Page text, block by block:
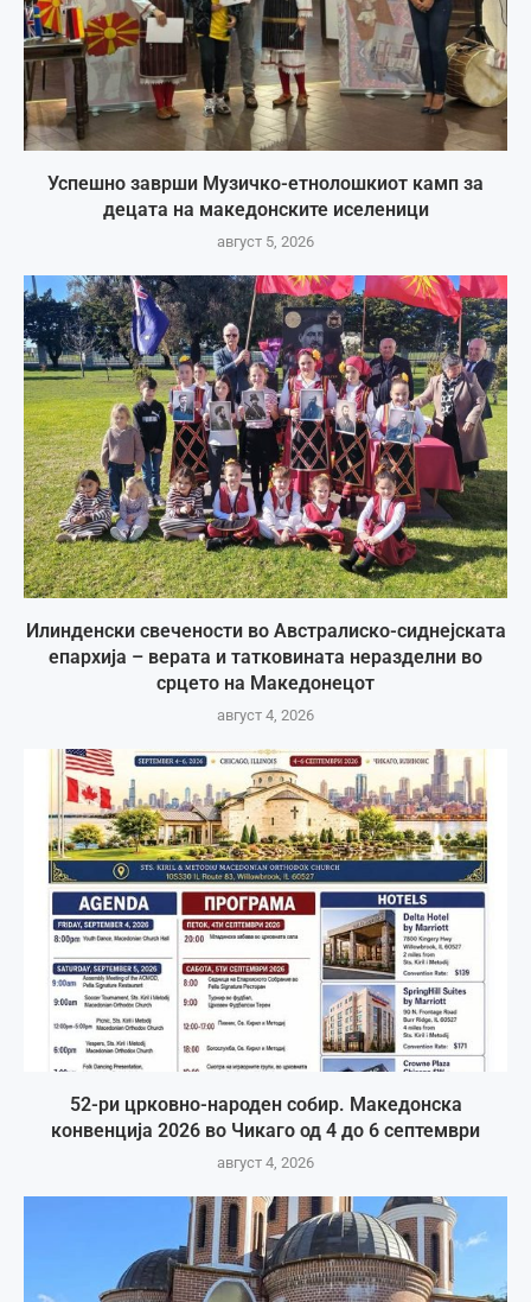
Успешно заврши Музичко-етнолошкиот камп за
децата на македонските иселеници
август 5, 2026
Илинденски свечености во Австралиско-сиднејската
епархија – верата и татковината неразделни во
срцето на Македонецот
август 4, 2026
52-ри црковно-народен собир. Македонска
конвенција 2026 во Чикаго од 4 до 6 септември
август 4, 2026